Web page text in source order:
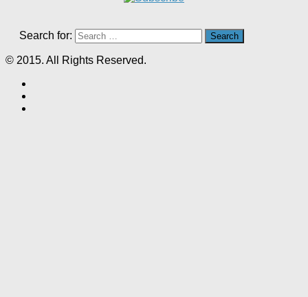
Search for:
© 2015. All Rights Reserved.